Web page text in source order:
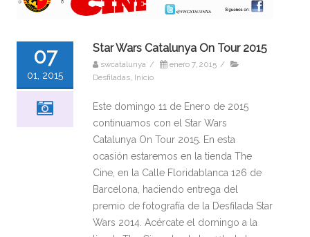
07
01, 2015
Star Wars Catalunya On Tour 2015
swcatalunya / enero 7, 2015 /
Desfiladas, Inicio
Este domingo 11 de Enero de 2015
continuamos con el Star Wars
Catalunya On Tour 2015. En esta
ocasión estaremos en la tienda The
Cine, en la Calle Floridablanca 126 de
Barcelona, haciendo entrega del
premio de fotografía de la Desfilada Star
Wars 2014. Acércate el domingo a la